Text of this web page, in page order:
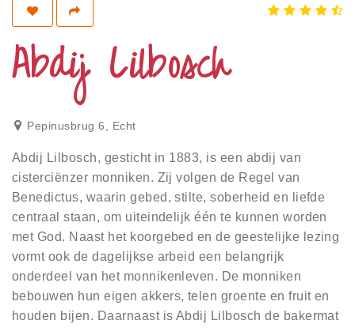
Privacy
Disclaimer
Abdij Lilbosch
Pepinusbrug 6, Echt
Abdij Lilbosch, gesticht in 1883, is een abdij van
cisterciënzer monniken. Zij volgen de Regel van
Benedictus, waarin gebed, stilte, soberheid en liefde
centraal staan, om uiteindelijk één te kunnen worden
met God. Naast het koorgebed en de geestelijke lezing
vormt ook de dagelijkse arbeid een belangrijk
onderdeel van het monnikenleven. De monniken
bebouwen hun eigen akkers, telen groente en fruit en
houden bijen. Daarnaast is Abdij Lilbosch de bakermat